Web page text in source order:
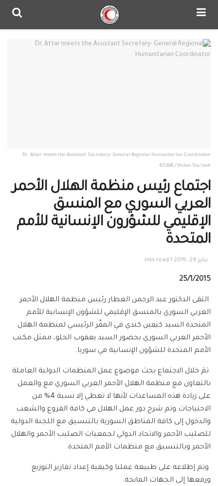
Dr. Attar meets the Assistant Secretary- General Regional Humanitarian Coordinator
©SARC/Vivian Tou'meh
اجتماع رئيس منظمة الهلال الأحمر
العربي السوري مع المنسق
الإقليمي للشؤرون الإنسانية للأمم
المتحدة
يناير 29, 2015 1 min read
25/1/2015
التقى الدكتور عبد الرحمن العطار رئيس منظمة الهلال الأحمر
العربي السوري بالمنسق الإقليمي للشؤون الإنسانية للأمم
المتحدة السيد كيفين كندي في المقّر الرئيسي لمنظمة الهلال
الأحمر العربي السوري بحضور السيد يعقوب الحلو، ممثل مكتب
الأمم المتحدة للشؤون الإنسانية في سوريا.
تمَ خلال الاجتماع بحث موضوع عمل المنظمات الدولية العاملة
بالتعاون مع منظمة الهلال الأحمر العربي السوري مع والعمل
على زيادة هذه المساعدات لأنها لا تغطي إلا نسبة 4% من
الاحتياجات وتم شرح دور عمل الهلال في كافة الفروع والشعب
والدخول إلى كافة المناطق السورية بالتنسيق مع اللجنة الدولية
للصليب الأحمر والاتحاد الدولي لجمعيات الصليب الأحمر والهلال
الأحمر وبالتنسيق مع منظمات الأمم المتحدة.
وتم إطلاعه على طبيعة عملنا وكيفية إعداد تقارير التوزيع
ورفعها إلى الجهات المانحة.